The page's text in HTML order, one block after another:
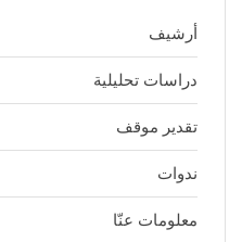
أرشيف
دراسات تحليلية
تقدير موقف
ندوات
معلومات عنّا